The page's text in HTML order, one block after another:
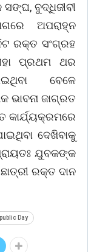
ବୁଦ୍ଧିଜୀବୀ
ଅପରାହ୍ନ
ରକ୍ତ ସଂଗ୍ରହ
ପ୍ରଥମ ଥର
ବେଳେ
ଭାବନା ଜାଗ୍ରତ
କାର୍ଯ୍ୟକ୍ରମରେ
ଦେଖିବାକୁ
ଯୁବକଙ୍କ
ରକ୍ତ ଦାନ
Day